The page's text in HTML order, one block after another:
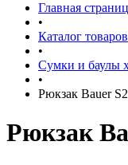
Главная
•
Каталог товаров
•
Сумки и баулы
•
Рюкзак Bauer
Рюкзак